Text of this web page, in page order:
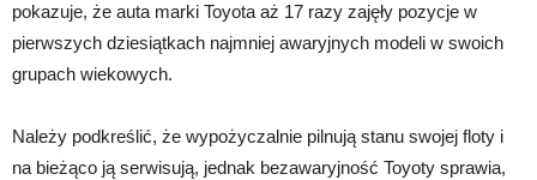
pokazuje, że auta marki Toyota aż 17 razy zajęły pozycje w
pierwszych dziesiątkach najmniej awaryjnych modeli w swoich
grupach wiekowych.
Należy podkreślić, że wypożyczalnie pilnują stanu swojej floty i
na bieżąco ją serwisują, jednak bezawaryjność Toyoty sprawia,